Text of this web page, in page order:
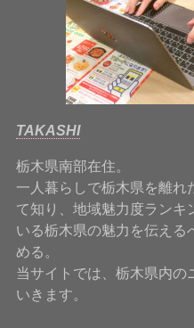
TAKASHI
栃木県南部在住。
一人暮らしで栃木県を離れ
て知り、地域魅力度ランキ
いる栃木県の魅力を伝える
める。
当サイトでは、栃木県内の
いきます。